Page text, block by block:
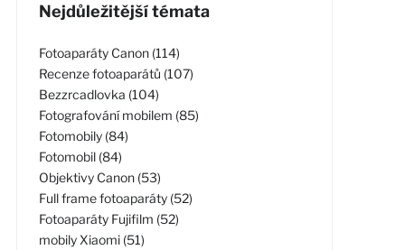
Nejdůležitější témata
Fotoaparáty Canon (114)
Recenze fotoaparátů (107)
Bezzrcadlovka (104)
Fotografování mobilem (85)
Fotomobily (84)
Fotomobil (84)
Objektivy Canon (53)
Full frame fotoaparáty (52)
Fotoaparáty Fujifilm (52)
mobily Xiaomi (51)